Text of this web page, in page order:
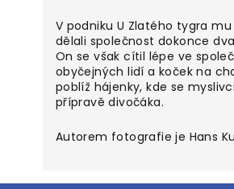
V podniku U Zlatého tygra mu
dělali společnost dokonce
On se však cítil lépe ve
obyčejných lidí a koček na
poblíž hájenky, kde se
přípravě divočáka.
Autorem fotografie je Hans